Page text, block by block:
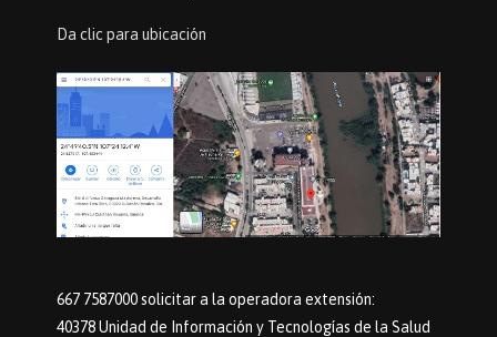
Da clic para ubicación
667 7587000 solicitar a la operadora extensión:
40378 Unidad de Información y Tecnologías de la Salud